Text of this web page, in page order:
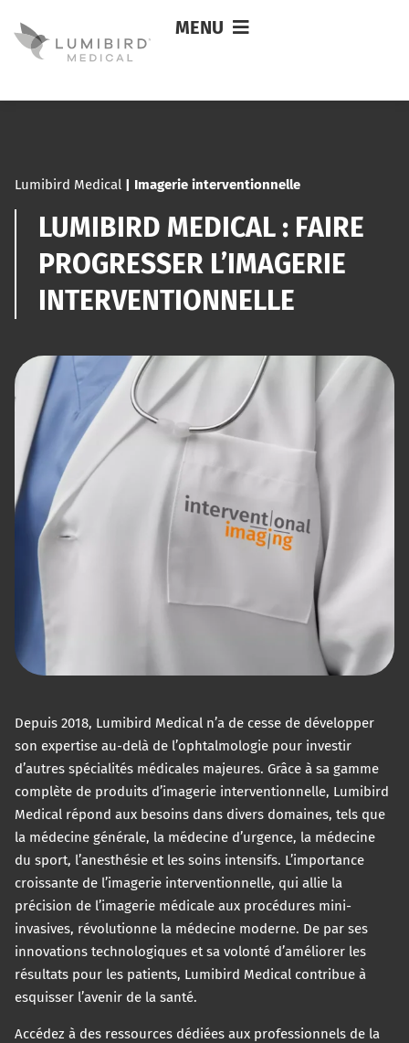
MENU
Lumibird Medical | Imagerie interventionnelle
LUMIBIRD MEDICAL : FAIRE
PROGRESSER L’IMAGERIE
INTERVENTIONNELLE
Depuis 2018, Lumibird Medical n’a de cesse de développer
son expertise au-delà de l’ophtalmologie pour investir
d’autres spécialités médicales majeures. Grâce à sa gamme
complète de produits d’imagerie interventionnelle, Lumibird
Medical répond aux besoins dans divers domaines, tels que
la médecine générale, la médecine d’urgence, la médecine
du sport, l’anesthésie et les soins intensifs. L’importance
croissante de l’imagerie interventionnelle, qui allie la
précision de l’imagerie médicale aux procédures mini-
invasives, révolutionne la médecine moderne. De par ses
innovations technologiques et sa volonté d’améliorer les
résultats pour les patients, Lumibird Medical contribue à
esquisser l’avenir de la santé.
Accédez à des ressources dédiées aux professionnels de la